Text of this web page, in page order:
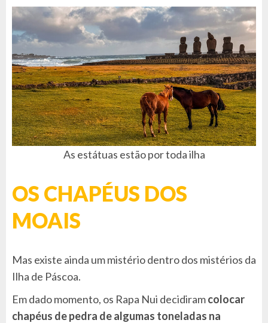
As estátuas estão por toda ilha
OS CHAPÉUS DOS
MOAIS
Mas existe ainda um mistério dentro dos mistérios da
Ilha de Páscoa.
Em dado momento, os Rapa Nui decidiramcolocar
chapéus de pedra de algumas toneladas na